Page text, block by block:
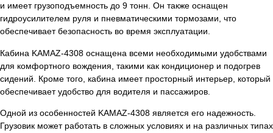
и имеет грузоподъемность до 9 тонн. Он также оснащен
гидроусилителем руля и пневматическими тормозами, что
обеспечивает безопасность во время эксплуатации.
Кабина KAMAZ-4308 оснащена всеми необходимыми удобствами
для комфортного вождения, такими как кондиционер и подогрев
сидений. Кроме того, кабина имеет просторный интерьер, который
обеспечивает удобство для водителя и пассажиров.
Одной из особенностей KAMAZ-4308 является его надежность.
Грузовик может работать в сложных условиях и на различных типах